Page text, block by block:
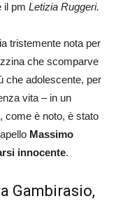
il pm Letizia Ruggeri.
tristemente nota per
che scomparve
che adolescente, per
vita – in un
come è noto, è stato
Massimo
innocente.
Gambirasio,